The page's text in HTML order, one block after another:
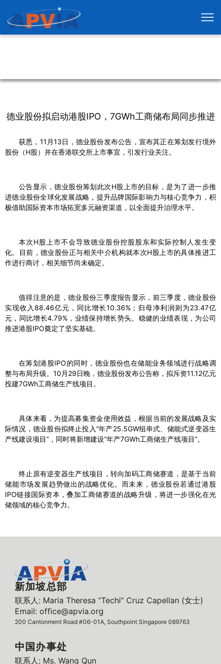
德业股份拟启动港股IPO，7GWh工商储布局同步推进
获悉，11月13日，德业股份发布公告，宣布其正在筹划发行境外
股份（H股）并在香港联交所上市事宜，引发行业关注。
公告显示，德业股份筹划此次H股上市的目标，是为了进一步推
进德业股份全球化发展战略，提升品牌国际影响力与核心竞争力，积
极借助国际资本市场拓宽多元融资渠道，以全面提升治理水平。
本次H股上市不会导致德业股份控股股东和实际控制人发生变
化。目前，德业股份正与相关中介机构就本次H股上市的具体推进工
作进行商讨，相关细节尚未确定。
值得注意的是，德业股份三季度报告显示，前三季度，德业股份
实现收入88.46亿元，同比增长10.36%；归母净利润则为23.47亿
元，同比增长4.79%，业绩保持增长势头。稳健的业绩表现，为公司
推进港股IPO奠定了坚实基础。
在筹划港股IPO的同时，德业股份也在储能业务领域进行战略调
整与布局升级。10月29日晚，德业股份发布公告称，拟斥资11.12亿元
投建7GWh工商储生产线项目。
具体来看，为提高募集资金使用效益，根据当前的发展战略及实
际情况，德业股份拟终止投入“年产25.5GW组串式、储能式逆变器生
产线建设项目”，同时将新增建设“年产7GWh工商储生产线项目”。
终止原有逆变器生产线项目，转向加码工商储赛道，是基于当前
储能市场发展趋势做出的战略优化。而未来，德业股份若通过港股
IPO链接国际资本，叠加工商储赛道的战略升级，将进一步强化在光
储领域的核心竞争力。
新加坡总部
联系人: Maria Theresa “Techi” Cruz Capellan (女士)
Email: office@apvia.org
200 Cantonment Road #06-01A, Southpoint Singapore 089763
中国办事处
联系人: Ms. Wang Qun